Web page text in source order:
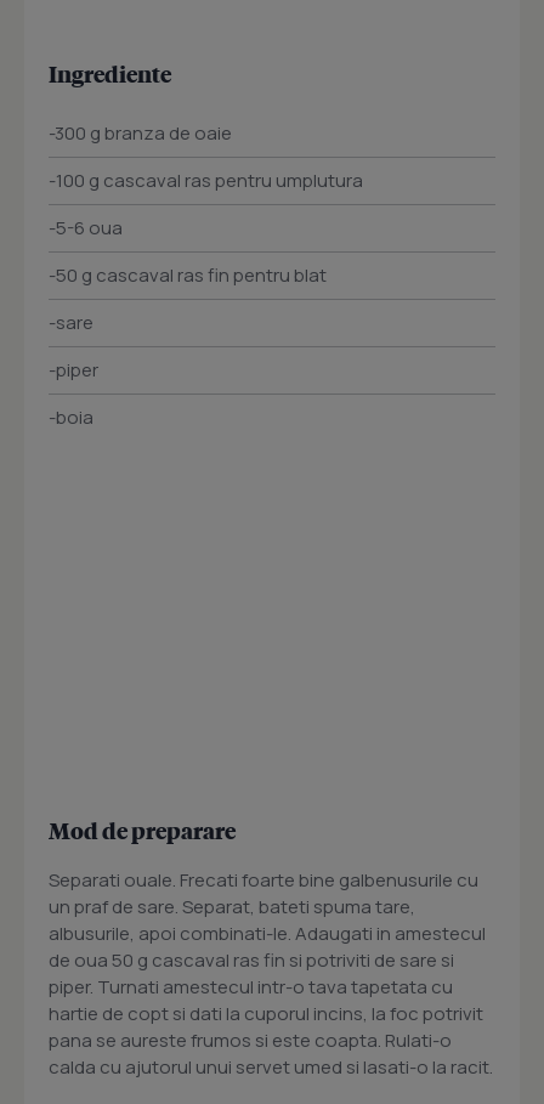
Ingrediente
-300 g branza de oaie
-100 g cascaval ras pentru umplutura
-5-6 oua
-50 g cascaval ras fin pentru blat
-sare
-piper
-boia
Mod de preparare
Separati ouale. Frecati foarte bine galbenusurile cu
un praf de sare. Separat, bateti spuma tare,
albusurile, apoi combinati-le. Adaugati in amestecul
de oua 50 g cascaval ras fin si potriviti de sare si
piper. Turnati amestecul intr-o tava tapetata cu
hartie de copt si dati la cuporul incins, la foc potrivit
pana se aureste frumos si este coapta. Rulati-o
calda cu ajutorul unui servet umed si lasati-o la racit.